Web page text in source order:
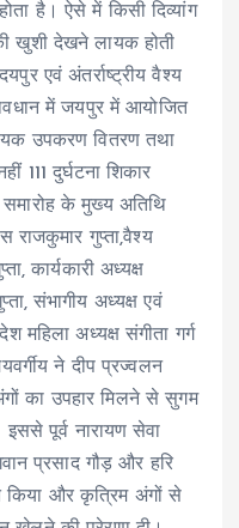
है। ऐसे में किसी दिव्यांग
खुशी देखने लायक होती
एवं अंतर्राष्ट्रीय वैश्य
में जयपुर में आयोजित
उपकरण वितरण तथा
111 दुर्घटना शिकार
समारोह के मुख्य अतिथि
राजकुमार गुप्ता,वैश्य
कार्यकारी अध्यक्ष
संभागीय अध्यक्ष एवं
महिला अध्यक्ष संगीता गर्ग
ने दीप प्रज्वलन
का उपहार मिलने से सुगम
पूर्व नारायण सेवा
प्रसाद गौड़ और हरि
किया और कृत्रिम अंगों से